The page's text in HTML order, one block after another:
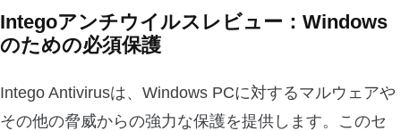
Integoアンチウイルスレビュー：Windows
のための必須保護
Intego Antivirusは、Windows PCに対するマルウェアや
その他の脅威からの強力な保護を提供します。このセ